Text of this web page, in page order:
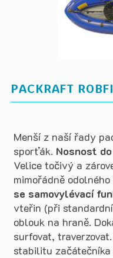
PACKRAFT
Menší z naší řady
sporťák. Nosnost
Velice točivý a
mimořádně
se samovylévací
vteřin (při
oblouk na hraně.
surfovat,
stabilitu začátečníka